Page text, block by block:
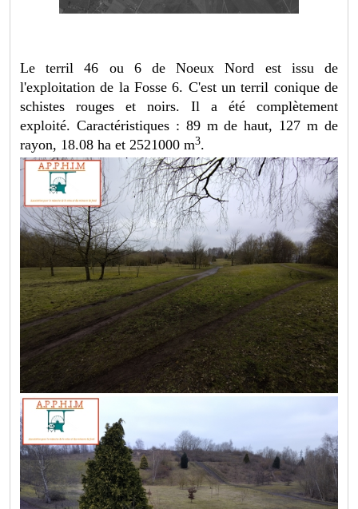
Le terril 46 ou 6 de Noeux Nord est issu de
l'exploitation de la Fosse 6. C'est un terril conique de
schistes rouges et noirs. Il a été complètement
exploité. Caractéristiques : 89 m de haut, 127 m de
rayon, 18.08 ha et 2521000 m3.